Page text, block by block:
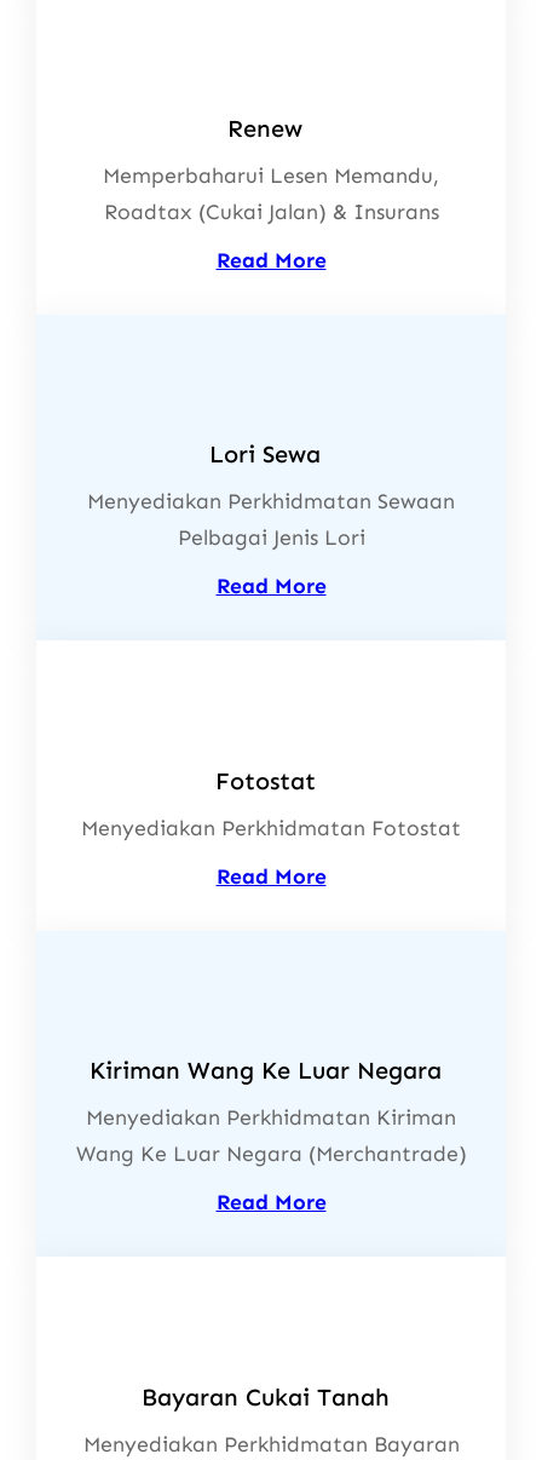
Renew
Memperbaharui Lesen Memandu,
Roadtax (Cukai Jalan) & Insurans
Read More
Lori Sewa
Menyediakan Perkhidmatan Sewaan
Pelbagai Jenis Lori
Read More
Fotostat
Menyediakan Perkhidmatan Fotostat
Read More
Kiriman Wang Ke Luar Negara
Menyediakan Perkhidmatan Kiriman
Wang Ke Luar Negara (Merchantrade)
Read More
Bayaran Cukai Tanah
Menyediakan Perkhidmatan Bayaran